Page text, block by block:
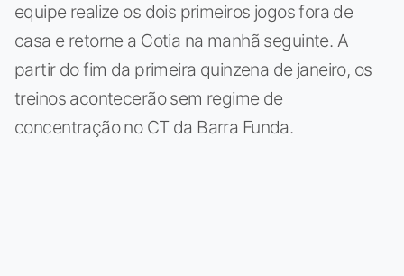
equipe realize os dois primeiros jogos fora de
casa e retorne a Cotia na manhã seguinte. A
partir do fim da primeira quinzena de janeiro, os
treinos acontecerão sem regime de
concentração no CT da Barra Funda.